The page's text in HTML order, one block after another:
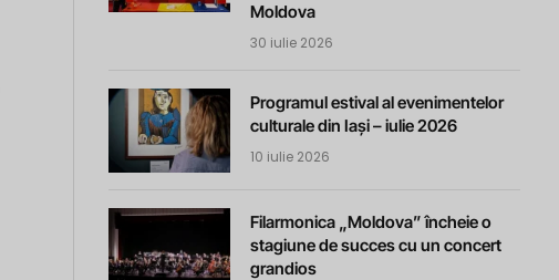
Moldova
30 iulie 2026
Programul estival al evenimentelor
culturale din Iași – iulie 2026
10 iulie 2026
Filarmonica „Moldova” încheie o
stagiune de succes cu un concert
grandios